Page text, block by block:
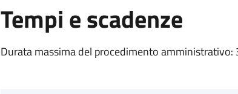
Tempi e scadenze
Durata massima del procedimento amministrativo: